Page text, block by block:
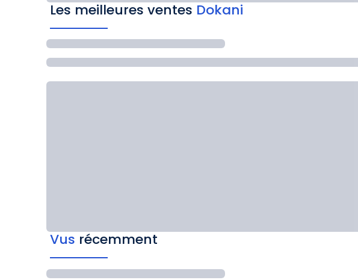
Les meilleures ventes Dokani
Vus récemment